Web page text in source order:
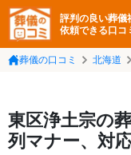
評判の良い葬儀
依頼できる口コ
葬儀の口コミ 北海道
東区浄土宗の
列マナー、対